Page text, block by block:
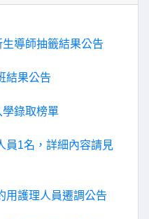
導師抽籤結果公告
結果公告
錄取榜單
員1名，詳細內容請見
用護理人員遷調公告